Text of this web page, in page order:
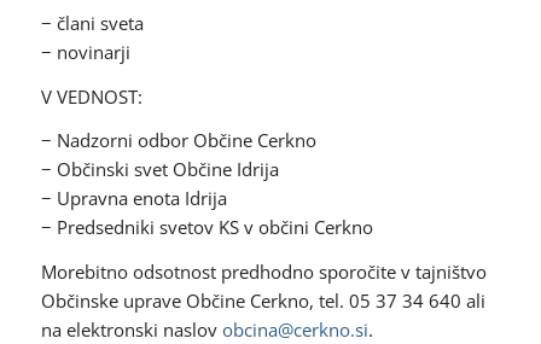
− člani sveta
− novinarji
V VEDNOST:
− Nadzorni odbor Občine Cerkno
− Občinski svet Občine Idrija
− Upravna enota Idrija
− Predsedniki svetov KS v občini Cerkno
Morebitno odsotnost predhodno sporočite v tajništvo
Občinske uprave Občine Cerkno, tel. 05 37 34 640 ali
na elektronski naslov obcina@cerkno.si.